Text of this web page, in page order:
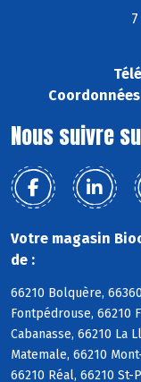
Coordonnées
Nous suivre
Votre magasin
de :
66210 Bolquère,
Fontpédrouse, 66210
Cabanasse, 66210 La
Matemale, 66210
66210 Réal, 66210